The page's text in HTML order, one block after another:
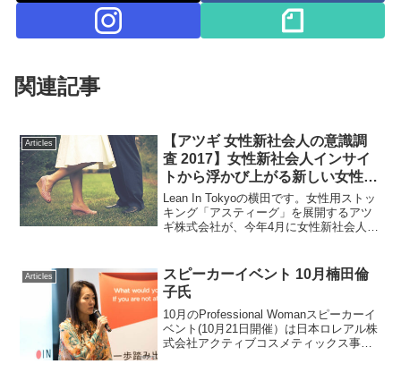
関連記事
Articles
【アツギ 女性新社会人の意識調
査 2017】女性新社会人インサイ
トから浮かび上がる新しい女性像
「サクキャリ女子」?!
Lean In Tokyoの横田です。女性用ストッ
キング「アスティーグ」を展開するアツ
ギ株式会社が、今年4月に女性新社会人へ
的に仕事熱心だが、残業少な目で帰る”サ
クッと帰...
Articles
スピーカーイベント 10月楠田倫
子氏
10月のProfessional Womanスピーカーイ
ベント(10月21日開催）は日本ロレアル株
式会社アクティブコスメティックス事業